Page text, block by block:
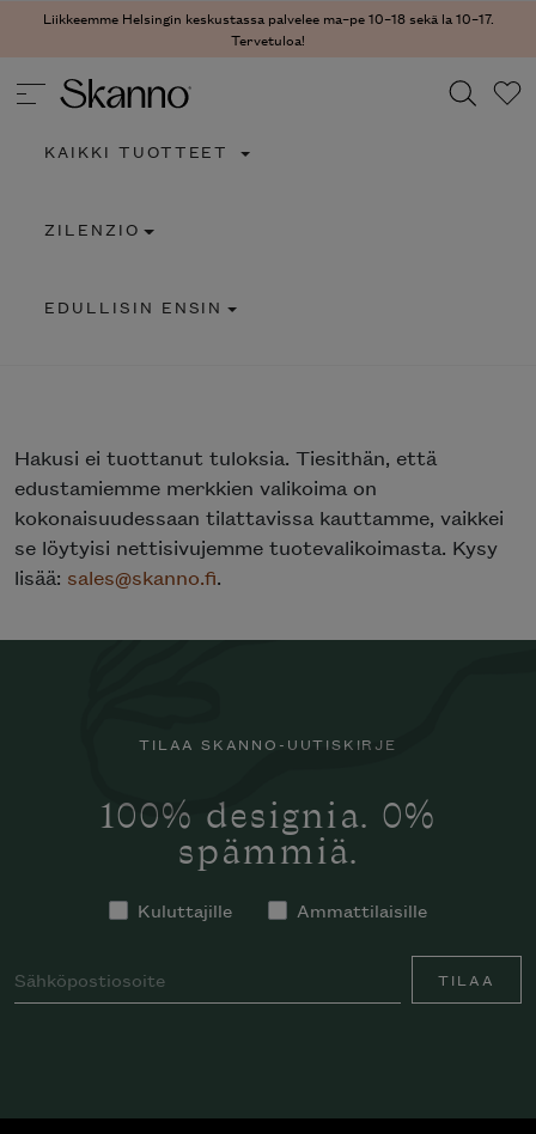
Liikkeemme Helsingin keskustassa palvelee ma–pe 10–18 sekä la 10–17.
Tervetuloa!
Type 2 or more characters for results.
KAIKKI TUOTTEET
ZILENZIO
EDULLISIN ENSIN
Hakusi ei tuottanut tuloksia. Tiesithän, että
edustamiemme merkkien valikoima on
kokonaisuudessaan tilattavissa kauttamme, vaikkei
se löytyisi nettisivujemme tuotevalikoimasta. Kysy
lisää: sales@skanno.fi.
TILAA SKANNO-UUTISKIRJE
100% designia. 0%
spämmiä.
Kuluttajille Ammattilaisille
TILAA